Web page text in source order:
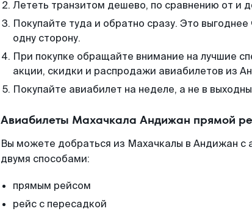
Лететь транзитом дешево, по сравнению от и
Покупайте туда и обратно сразу. Это
одну сторону.
При покупке обращайте внимание на лучшие
акции, скидки и распродажи авиабилетов из
Покупайте авиабилет на неделе, а не в
Авиабилеты Махачкала Андижан прямой
Вы можете добраться из Махачкалы в Андижан с
двумя способами:
прямым рейсом
рейс с пересадкой